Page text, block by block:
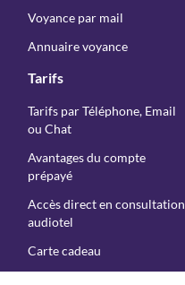
Voyance par mail
Annuaire voyance
Tarifs
Tarifs par Téléphone, Email
ou Chat
Avantages du compte
prépayé
Accès direct en consultation
audiotel
Carte cadeau